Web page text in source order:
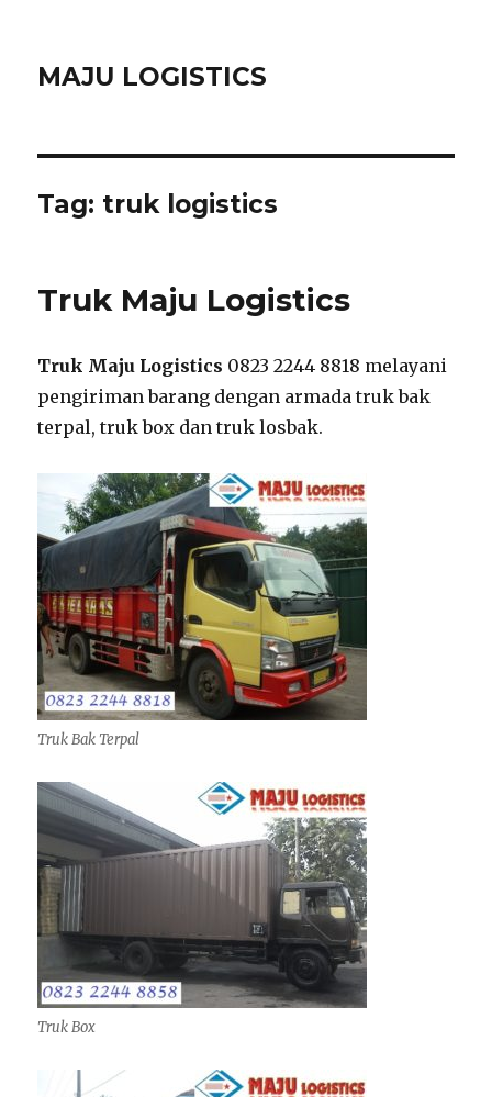
MAJU LOGISTICS
Tag: truk logistics
Truk Maju Logistics
Truk Maju Logistics 0823 2244 8818 melayani
pengiriman barang dengan armada truk bak
terpal, truk box dan truk losbak.
Truk Bak Terpal
Truk Box